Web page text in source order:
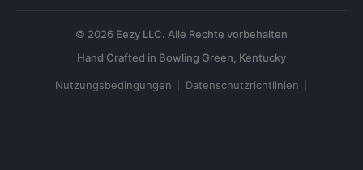
© 2026 Eezy LLC. Alle Rechte vorbehalten
Nutzungsbedingungen Datenschutzrichtlinien